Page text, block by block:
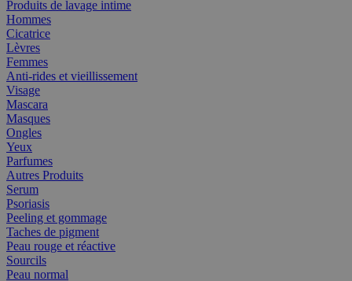
Produits de lavage intime
Hommes
Cicatrice
Lèvres
Femmes
Anti-rides et vieillissement
Visage
Mascara
Masques
Ongles
Yeux
Parfumes
Autres Produits
Serum
Psoriasis
Peeling et gommage
Taches de pigment
Peau rouge et réactive
Sourcils
Peau normal